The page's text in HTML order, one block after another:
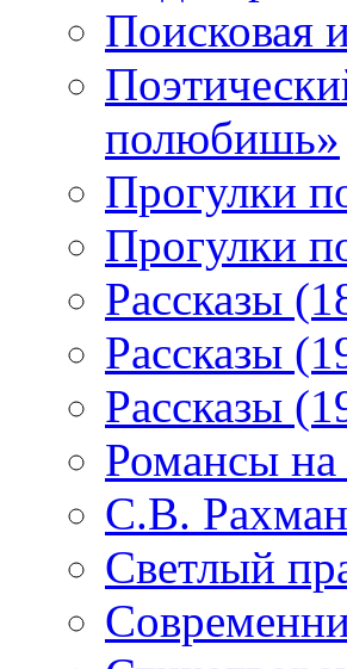
Поисковая
полюбишь»
Прогулки
Прогулки
Рассказы
Рассказы
Рассказы
Романсы
С.В.
Светлый